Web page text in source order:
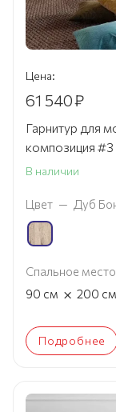
Цена:
61 540₽
Гарнитур для
композиция #3
В наличии
Цвет — Дуб
Спальное место
90 см × 200 см
Подробнее